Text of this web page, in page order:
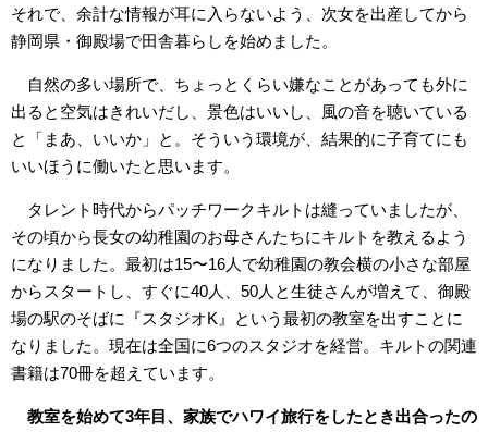
それで、余計な情報が耳に入らないよう、次女を出産してから
静岡県・御殿場で田舎暮らしを始めました。
自然の多い場所で、ちょっとくらい嫌なことがあっても外に
出ると空気はきれいだし、景色はいいし、風の音を聴いている
と「まあ、いいか」と。そういう環境が、結果的に子育てにも
いいほうに働いたと思います。
タレント時代からパッチワークキルトは縫っていましたが、
その頃から長女の幼稚園のお母さんたちにキルトを教えるよう
になりました。最初は15〜16人で幼稚園の教会横の小さな部屋
からスタートし、すぐに40人、50人と生徒さんが増えて、御殿
場の駅のそばに『スタジオK』という最初の教室を出すことに
なりました。現在は全国に6つのスタジオを経営。キルトの関連
書籍は70冊を超えています。
教室を始めて3年目、家族でハワイ旅行をしたとき出合ったの